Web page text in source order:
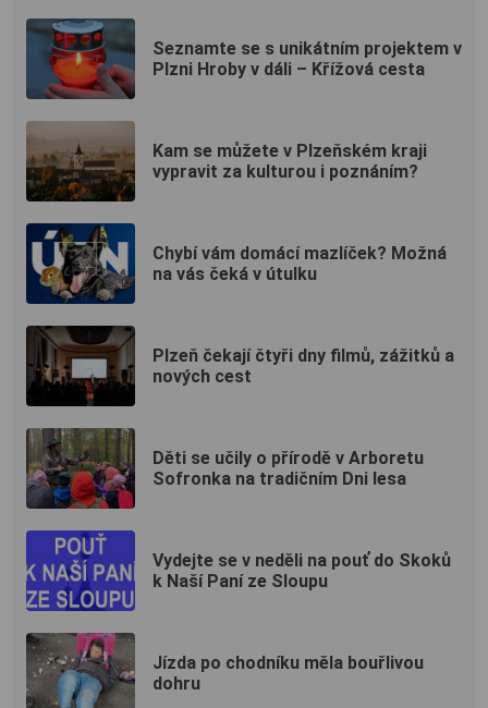
Seznamte se s unikátním projektem v
Plzni Hroby v dáli – Křížová cesta
Kam se můžete v Plzeňském kraji
vypravit za kulturou i poznáním?
Chybí vám domácí mazlíček? Možná
na vás čeká v útulku
Plzeň čekají čtyři dny filmů, zážitků a
nových cest
Děti se učily o přírodě v Arboretu
Sofronka na tradičním Dni lesa
Vydejte se v neděli na pouť do Skoků
k Naší Paní ze Sloupu
Jízda po chodníku měla bouřlivou
dohru